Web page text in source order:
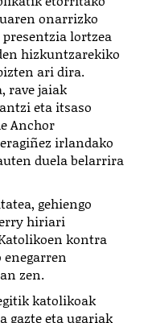
onarrizko
lortzea
hizkuntzarekiko
ari dira.
rave jaiak
eta itsaso
Anchor
irlandako
duela belarrira
gehiengo
hiriari
kontra
zen.
katolikoak
gazte eta ugariak